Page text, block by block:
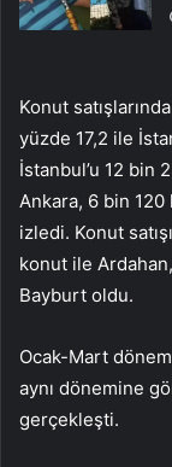
Konut
yüzde 17,2 ile
İstanbul’u 12 bin
Ankara, 6 bin 120
izledi. Konut
konut ile
Bayburt oldu.
Ocak-Mart
aynı dönemine
gerçekleşti.